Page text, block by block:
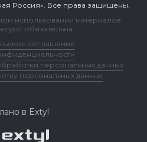
Россия». Все права защищены.
использовании материалов
обязательна.
соглашение
персональных данных
персональных данных
в Extyl